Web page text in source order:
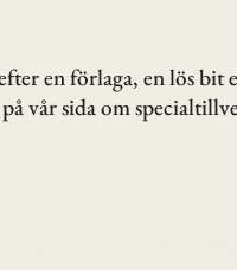
en förlaga, en lös
vår sida om